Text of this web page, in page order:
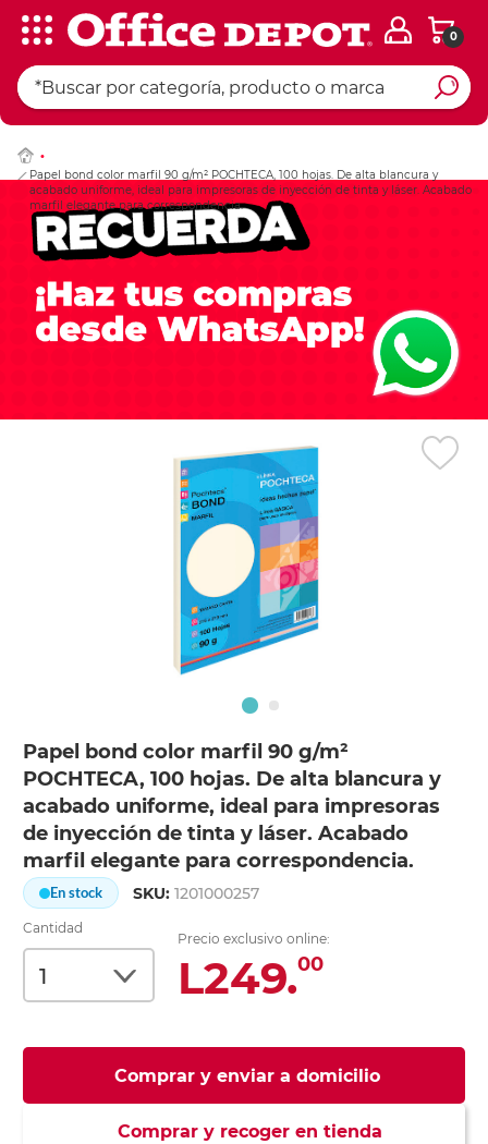
0
Papel bond color marfil 90 g/m² POCHTECA, 100 hojas. De alta blancura y
acabado uniforme, ideal para impresoras de inyección de tinta y láser. Acabado
marfil elegante para correspondencia.
Papel bond color marfil 90 g/m²
POCHTECA, 100 hojas. De alta blancura y
acabado uniforme, ideal para impresoras
de inyección de tinta y láser. Acabado
marfil elegante para correspondencia.
En stock SKU:1201000257
Cantidad
Precio exclusivo online:
L249.00
Comprar y enviar a domicilio
Comprar y recoger en tienda
Ingresar Codigo